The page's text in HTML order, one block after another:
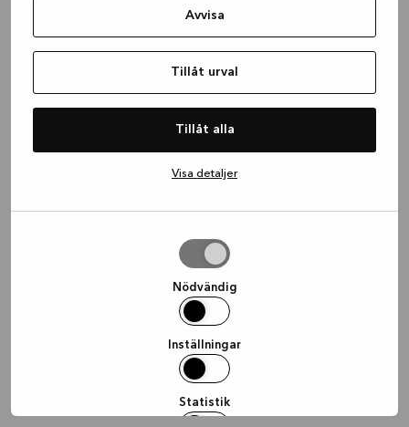
Avvisa
Tillåt urval
Tillåt alla
Visa detaljer
Nödvändig
Inställningar
Statistik
(see the browser console for more
information).